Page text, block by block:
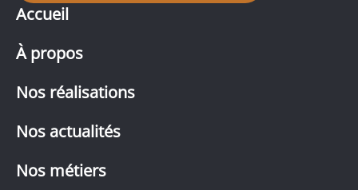
Accueil
À propos
Nos réalisations
Nos actualités
Nos métiers